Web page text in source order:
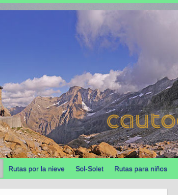
Rutas por la nieve Sol-Solet Rutas para niños